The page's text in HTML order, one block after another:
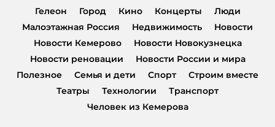
Гелеон
Город Кино Концерты
Люди
Малоэтажная Россия
Недвижимость
Новости
Новости Кемерово
Новости Новокузнецка
Новости реновации
Новости России и мира
Полезное
Семья и дети Спорт
Строим вместе
Театры
Технологии
Транспорт
Человек из Кемерова